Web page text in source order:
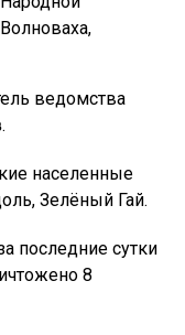
ведомства
.
населенные
Зелёный Гай.
последние сутки
8